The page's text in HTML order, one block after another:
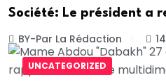
Société: Le président a
BY-Par La Rédaction
UNCATEGORIZED